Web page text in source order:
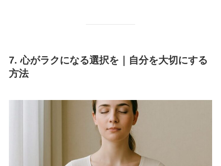
7. 心がラクになる選択を｜自分を大切にする
方法